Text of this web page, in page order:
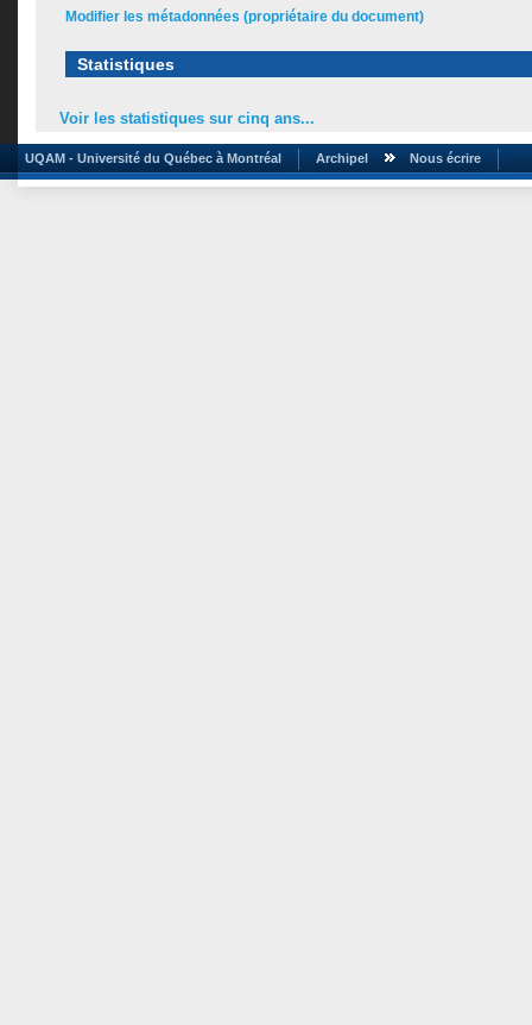
Modifier les métadonnées (propriétaire du document)
Statistiques
Voir les statistiques sur cinq ans...
UQAM - Université du Québec à Montréal Archipel Nous écrire